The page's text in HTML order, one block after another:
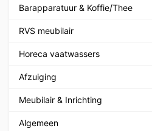
Barapparatuur & Koffie/Thee
RVS meubilair
Horeca vaatwassers
Afzuiging
Meubilair & Inrichting
Algemeen